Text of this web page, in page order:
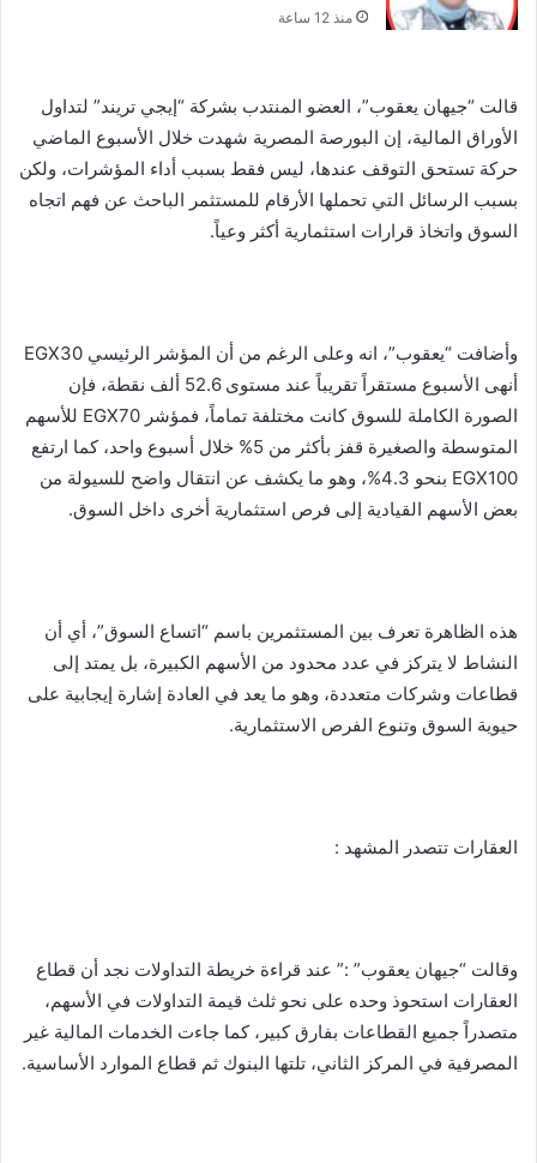
منذ 12 ساعة
قالت “جيهان يعقوب”، العضو المنتدب بشركة “إيجي تريند” لتداول
الأوراق المالية، إن البورصة المصرية شهدت خلال الأسبوع الماضي
حركة تستحق التوقف عندها، ليس فقط بسبب أداء المؤشرات، ولكن
بسبب الرسائل التي تحملها الأرقام للمستثمر الباحث عن فهم اتجاه
السوق واتخاذ قرارات استثمارية أكثر وعياً.
وأضافت “يعقوب”، انه وعلى الرغم من أن المؤشر الرئيسي EGX30
أنهى الأسبوع مستقراً تقريباً عند مستوى 52.6 ألف نقطة، فإن
الصورة الكاملة للسوق كانت مختلفة تماماً، فمؤشر EGX70 للأسهم
المتوسطة والصغيرة قفز بأكثر من 5% خلال أسبوع واحد، كما ارتفع
EGX100 بنحو 4.3%، وهو ما يكشف عن انتقال واضح للسيولة من
بعض الأسهم القيادية إلى فرص استثمارية أخرى داخل السوق.
هذه الظاهرة تعرف بين المستثمرين باسم “اتساع السوق”، أي أن
النشاط لا يتركز في عدد محدود من الأسهم الكبيرة، بل يمتد إلى
قطاعات وشركات متعددة، وهو ما يعد في العادة إشارة إيجابية على
حيوية السوق وتنوع الفرص الاستثمارية.
العقارات تتصدر المشهد :
وقالت “جيهان يعقوب” :” عند قراءة خريطة التداولات نجد أن قطاع
العقارات استحوذ وحده على نحو ثلث قيمة التداولات في الأسهم،
متصدراً جميع القطاعات بفارق كبير، كما جاءت الخدمات المالية غير
المصرفية في المركز الثاني، تلتها البنوك ثم قطاع الموارد الأساسية.